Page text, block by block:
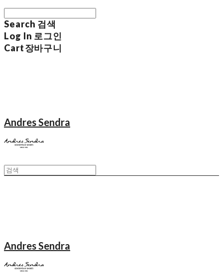
Search 검색
Log In 로그인
Cart장바구니
Andres Sendra
Andres Sendra